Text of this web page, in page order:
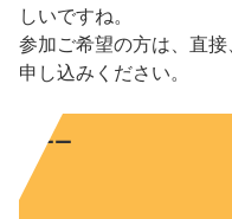
しいですね。
参加ご希望の方は、直
申し込みください。
—–